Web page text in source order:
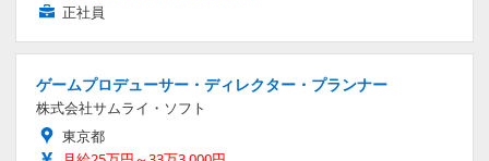
正社員
ゲームプロデューサー・ディレクター・プランナー
株式会社サムライ・ソフト
東京都